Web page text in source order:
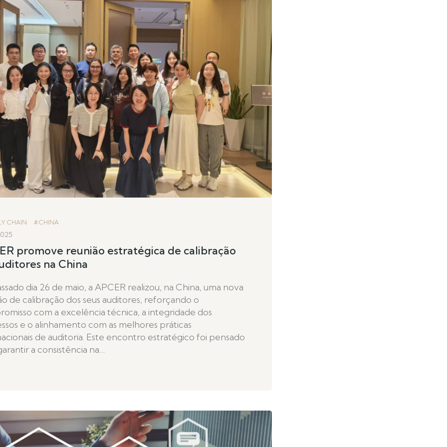
CHAIN CHINA
promove reunião estratégica de calibração
na China
dia 26 de maio, a APCER realizou, na China, uma nova
de calibração dos seus auditores, reforçando o
com a excelência técnica, a integridade dos
e o alinhamento com as melhores práticas
de auditoria. Este encontro estratégico foi pensado
a consistência na…